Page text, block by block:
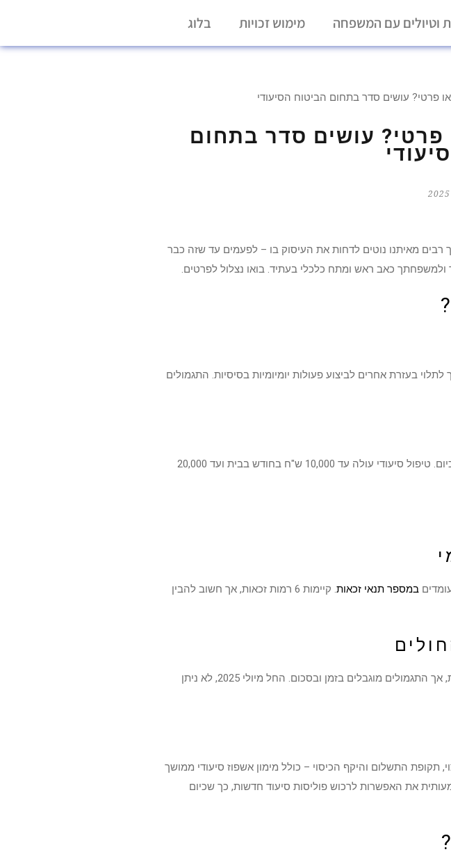
וטיולים עם המשפחה מימוש זכויות בלוג
או פרטי? עושים סדר בתחום הביטוח הסיעודי
פרטי? עושים סדר בתחום
רבים מאיתנו נוטים לדחות את העיסוק בו – לפעמים עד שזה כבר
כאב ראש ומתח כלכלי בעתיד. בואו נצלול לפרטים.
בעזרת אחרים לביצוע פעולות יומיומיות בסיסיות. התגמולים
האחריות למימון טיפול סיעודי נופלת ישירות על כתפי המשפחה. זה המצב כיום. טיפול סיעודי עולה עד 10,000 ש"ח בחודש בבית ועד 20,000
במספר תנאי זכאות
. קיימות 6 רמות זכאות, אך חשוב להבין
ביטוח זה מציע תגמולי ביטוח חודשיים למשך 5 שנים. הפרמיה נמוכה יחסית, אך התגמולים מוגבלים בזמן ובסכום. החל מיולי 2025, לא ניתן
התשלום והיקף הכיסוי – כולל מימון אשפוז סיעודי ממושך
את האפשרות לרכוש פוליסות סיעוד חדשות, כך שכיום